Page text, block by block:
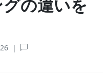
の違いを
|